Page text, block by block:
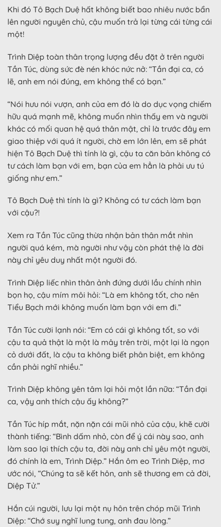
Khi đó Tô Bạch Duệ hất không biết bao nhiêu nước bẩn
lên người nguyên chủ, cậu muốn trả lại từng cái từng cái
một!
Trình Diệp toàn thân trọng lượng đều đặt ở trên người
Tần Túc, dùng sức đè nén khóc nức nở: “Tần đại ca, có
lẽ, anh em nói đúng, em không thể có bạn.”
“Nói hưu nói vượn, anh của em đó là do dục vọng chiếm
hữu quá mạnh mẽ, không muốn nhìn thấy em và người
khác có mối quan hệ quá thân mật, chỉ là trước đây em
giao thiệp với quá ít người, chờ em lớn lên, em sẽ phát
hiện Tô Bạch Duệ thì tính là gì, cậu ta căn bản không có
tư cách làm bạn với em, bạn của em hẳn là phải ưu tú
giống như em.”
Tô Bạch Duệ thì tính là gì? Không có tư cách làm bạn
với cậu?!
Xem ra Tần Túc cũng thừa nhận bản thân mắt nhìn
người quá kém, mà người như vậy còn phát thệ là đời
này chỉ yêu duy nhất một người đó.
Trình Diệp liếc nhìn thân ảnh đứng dưới lầu chính nhìn
bọn họ, cậu mím môi hỏi: “Là em không tốt, cho nên
Tiểu Bạch mới không muốn làm bạn với em đi.”
Tần Túc cười lạnh nói: “Em có cái gì không tốt, so với
cậu ta quả thật là một là mây trên trời, một lại là ngọn
cỏ dưới đất, là cậu ta không biết phân biệt, em không
cần phải nghĩ nhiều.”
Trình Diệp không yên tâm lại hỏi một lần nữa: “Tần đại
ca, vậy anh thích cậu ấy không?”
Tần Túc híp mắt, nặn nặn cái mũi nhỏ của cậu, khẽ cười
thành tiếng: “Bình dấm nhỏ, còn để ý cái này sao, anh
làm sao lại thích cậu ta, đời này anh chỉ yêu một người,
đó chính là em, Trình Diệp.” Hắn ôm eo Trình Diệp, mơ
ước nói, “Chúng ta sẽ kết hôn, anh sẽ thương em cả đời,
Diệp Tử.”
Hắn cúi người, lưu lại một nụ hôn trên chóp mũi Trình
Diệp: “Chớ suy nghĩ lung tung, anh đau lòng.”